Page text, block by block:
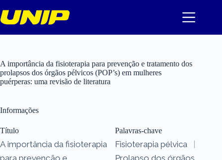
para
o
A importância da fisioterapia para prevenção e tratamento dos
prolapsos dos órgãos pélvicos (POP’s) em mulheres
puérperas: uma revisão de literatura
Informações
Título
A importância da fisioterapia
para prevenção e
Palavras-chave
Fisioterapia pélvica
|
Prolapso dos órgãos